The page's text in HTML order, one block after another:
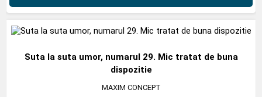
Suta la suta umor, numarul 29. Mic tratat de buna
dispozitie
MAXIM CONCEPT